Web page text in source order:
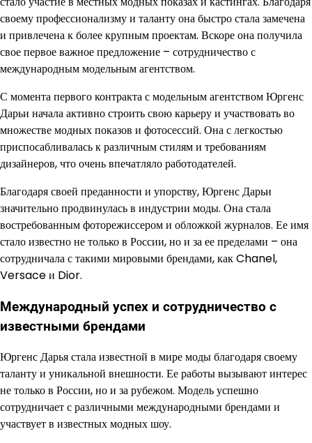
своему профессионализму и таланту она быстро стала замечена
и привлечена к более крупным проектам. Вскоре она получила
свое первое важное предложение – сотрудничество с
международным модельным агентством.
С момента первого контракта с модельным агентством Юргенс
Дарьи начала активно строить свою карьеру и участвовать во
множестве модных показов и фотосессий. Она с легкостью
приспосабливалась к различным стилям и требованиям
дизайнеров, что очень впечатляло работодателей.
Благодаря своей преданности и упорству, Юргенс Дарьи
значительно продвинулась в индустрии моды. Она стала
востребованным фоторежиссером и обложкой журналов. Ее имя
стало известно не только в России, но и за ее пределами – она
сотрудничала с такими мировыми брендами, как Chanel,
Versace и Dior.
Международный успех и сотрудничество с
известными брендами
Юргенс Дарья стала известной в мире моды благодаря своему
таланту и уникальной внешности. Ее работы вызывают интерес
не только в России, но и за рубежом. Модель успешно
сотрудничает с различными международными брендами и
участвует в известных модных шоу.